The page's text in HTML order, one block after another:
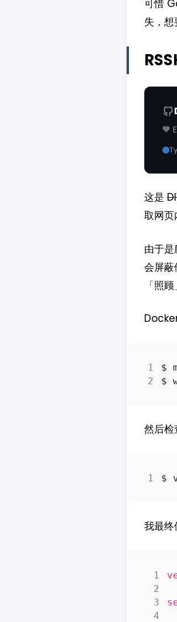
可惜
失，想
🧡
这是
取网页
由于
会屏蔽
「照
$
然后检
我最终